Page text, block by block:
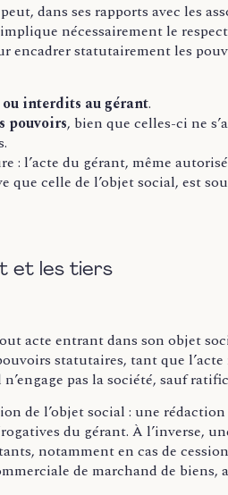
dans ses rapports avec les
nécessairement le
encadrer statutairement les
ou interdits au gérant.
pouvoirs, bien que celles-ci ne
: l’acte du gérant, même
celle de l’objet social, est
et les tiers
acte entrant dans son objet
statutaires, tant que
pas la société, sauf
de l’objet social : une
du gérant. À l’inverse,
notamment en cas de
de marchand de biens,